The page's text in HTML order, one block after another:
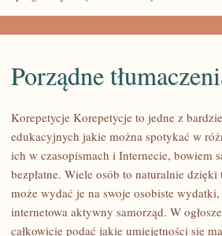
PORZĄDNE
Porządne
Korepetycje Korepetycje to jedne z
edukacyjnych jakie można spotykać w
ich w czasopismach i Internecie, bowiem
bezpłatne. Wiele osób to naturalnie
może wydać je na swoje osobiste
internetowa aktywny samorząd. W
całkowicie podać jakie umiejętności się